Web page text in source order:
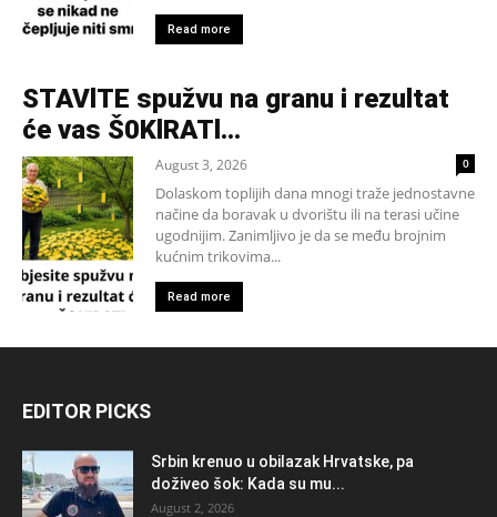
Read more
STAVlTE spužvu na granu i rezultat
će vas Š0KlRATl…
August 3, 2026 0
Dolaskom toplijih dana mnogi traže jednostavne
načine da boravak u dvorištu ili na terasi učine
ugodnijim. Zanimljivo je da se među brojnim
kućnim trikovima...
Read more
EDITOR PICKS
Srbin krenuo u obilazak Hrvatske, pa
doživeo šok: Kada su mu...
August 2, 2026